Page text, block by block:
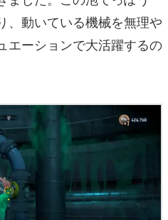
、動いている機械を無理や
エーションで大活躍するの